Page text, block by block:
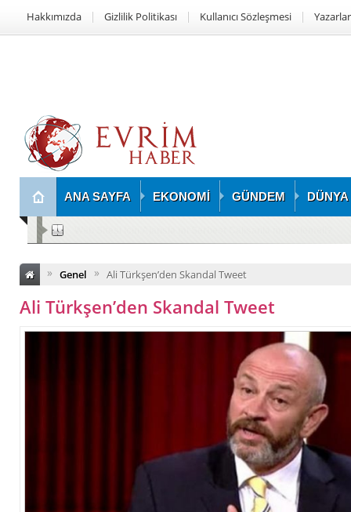
Hakkımızda Gizlilik Politikası Kullanıcı Sözleşmesi Yazarlar
ANA SAYFA EKONOMİ GÜNDEM DÜNYA
» Genel » Ali Türkşen’den Skandal Tweet
Ali Türkşen’den Skandal Tweet